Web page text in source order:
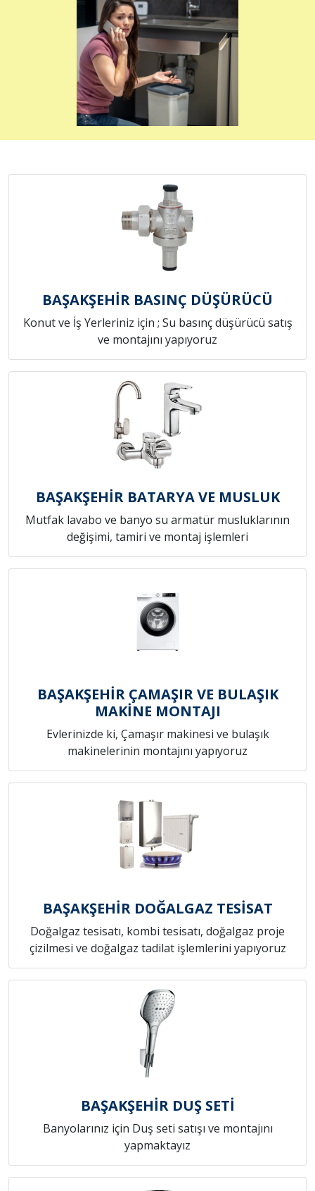
BAŞAKŞEHİR BASINÇ DÜŞÜRÜCÜ
Konut ve İş Yerleriniz için ; Su basınç düşürücü satış
ve montajını yapıyoruz
BAŞAKŞEHİR BATARYA VE MUSLUK
Mutfak lavabo ve banyo su armatür musluklarının
değişimi, tamiri ve montaj işlemleri
BAŞAKŞEHİR ÇAMAŞIR VE BULAŞIK
MAKİNE MONTAJI
Evlerinizde ki, Çamaşır makinesi ve bulaşık
makinelerinin montajını yapıyoruz
BAŞAKŞEHİR DOĞALGAZ TESİSAT
Doğalgaz tesisatı, kombi tesisatı, doğalgaz proje
çizilmesi ve doğalgaz tadilat işlemlerini yapıyoruz
BAŞAKŞEHİR DUŞ SETİ
Banyolarınız için Duş seti satışı ve montajını
yapmaktayız